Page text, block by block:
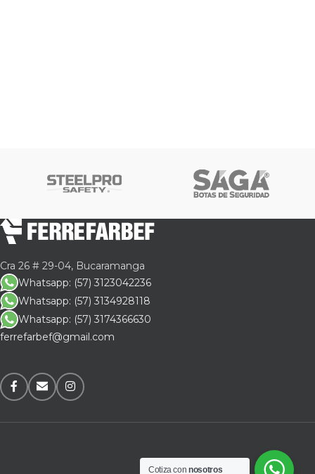
Cra 26 # 29-04, Bucaramanga
Whatsapp: (57) 3123042236
Whatsapp: (57) 3134928118
Whatsapp: (57) 3174366630
ferrefarbef@gmail.com
Cotiza connosotros